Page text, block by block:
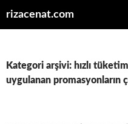
rizacenat.com
Kategori arşivi: hızlı
uygulanan promasyonların